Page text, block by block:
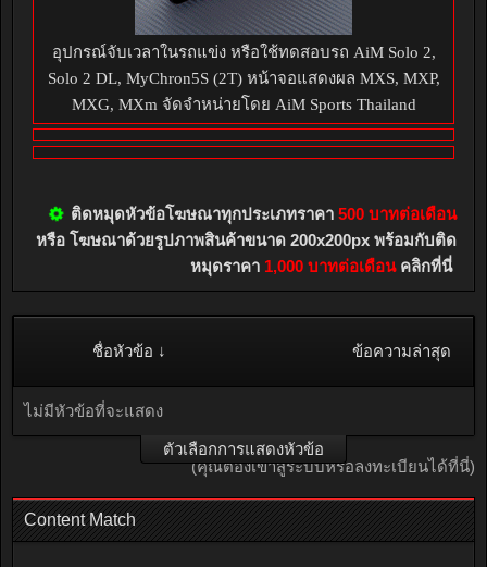
อุปกรณ์จับเวลาในรถแข่ง หรือใช้ทดสอบรถ AiM Solo 2,
Solo 2 DL, MyChron5S (2T) หน้าจอแสดงผล MXS, MXP,
MXG, MXm จัดจำหน่ายโดย AiM Sports Thailand
ติดหมุดหัวข้อโฆษณาทุกประเภทราคา 500 บาทต่อเดือน
หรือ โฆษณาด้วยรูปภาพสินค้าขนาด 200x200px พร้อมกับติด
หมุดราคา 1,000 บาทต่อเดือนคลิกที่นี่
ชื่อหัวข้อ ↓ ข้อความล่าสุด
ไม่มีหัวข้อที่จะแสดง
ตัวเลือกการแสดงหัวข้อ
(คุณต้องเข้าสู่ระบบหรือลงทะเบียนได้ที่นี่)
Content Match